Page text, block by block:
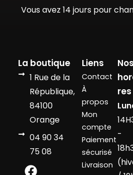
Vous avez 14 jours pour
La boutique
1 Rue de la
République,
84100
Orange
04 90 34
75 08
Liens
Contact
À
propos
Mon
compte
Paiement
sécurisé
Livraison
Nos
res
-